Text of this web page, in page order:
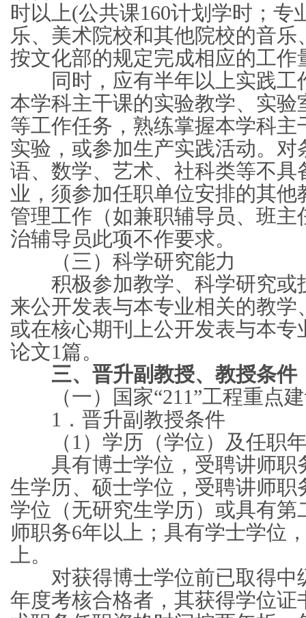
时以上(公共课160计划学时；专
乐、美术院校和其他院校的音
按文化部的规定完成相应的工作
同时，应有半年以上实践工
本学科主干课的实验教学、实验
等工作任务，熟练掌握本学科主
实验，或参加生产实践活动。对
语、数学、艺术、社科类等不具
业，须参加任职单位安排的其他
管理工作（如兼职辅导员、班主
治辅导员此项不作要求。
（三）科学研究能力
积极参加教学、科学研究或
来公开发表与本专业相关的教学
或在核心期刊上公开发表与本专
论文1篇。
三、晋升副教授、教授条件
（一）国家“211”工程重点建
1．晋升副教授条件
（1）学历（学位）及任职
具有博士学位，受聘讲师职
生学历、硕士学位，受聘讲师职
学位（无研究生学历）或具有第
师职务6年以上；具有学士学位
上。
对获得博士学位前已取得中
年度考核合格者，其获得学位证